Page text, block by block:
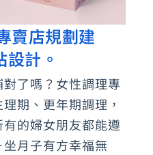
賣店規劃建
計。
了嗎？女性調理專
期、更年期調理，
的婦女朋友都能遵
月子有方幸福無